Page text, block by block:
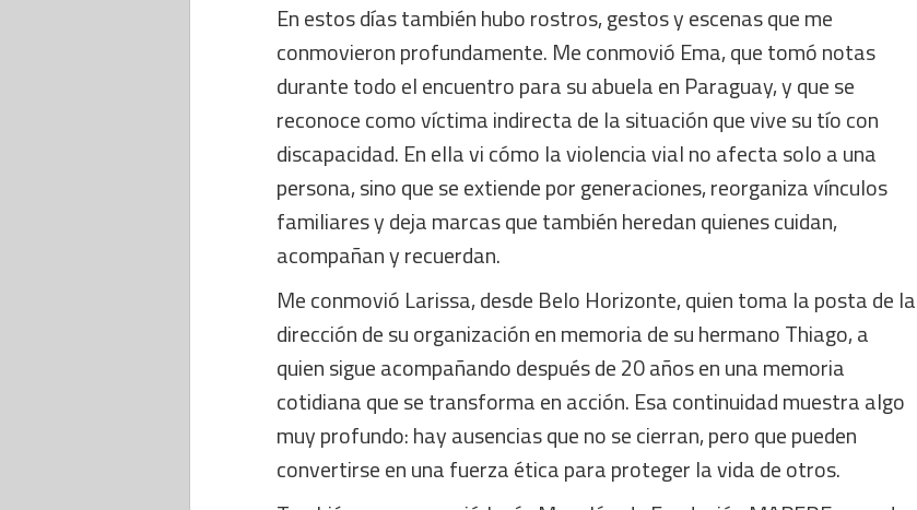
En estos días también hubo rostros, gestos y escenas que me
conmovieron profundamente. Me conmovió Ema, que tomó notas
durante todo el encuentro para su abuela en Paraguay, y que se
reconoce como víctima indirecta de la situación que vive su tío con
discapacidad. En ella vi cómo la violencia vial no afecta solo a una
persona, sino que se extiende por generaciones, reorganiza vínculos
familiares y deja marcas que también heredan quienes cuidan,
acompañan y recuerdan.
Me conmovió Larissa, desde Belo Horizonte, quien toma la posta de la
dirección de su organización en memoria de su hermano Thiago, a
quien sigue acompañando después de 20 años en una memoria
cotidiana que se transforma en acción. Esa continuidad muestra algo
muy profundo: hay ausencias que no se cierran, pero que pueden
convertirse en una fuerza ética para proteger la vida de otros.